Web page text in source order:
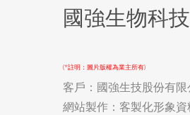
國強生物科技
(*註明：圖片版權為業主所有)
客戶：國強生技股份有限
網站製作：客製化形象